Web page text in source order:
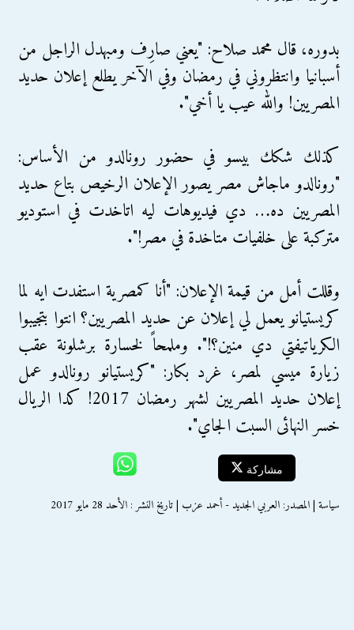
بدوره، قال محمد صلاح: "‏يعني صارِف ومبهدل الراجل من
أسبانيا وانتظروني في رمضان وفي الآخر يطلع إعلان حديد
المصريين! والله عيب يا أخي".
كذلك شكك بيسو في حضور رونالدو من الأساس:
"رونالدو ماجاش مصر يصور الإعلان الرخيص بتاع حديد
المصريين ده… دي فيديوهات ليه اتاخدت في استوديو
متركبة على خلفيات متاخدة في مصر!".
وقللت أمل من قيمة الإعلان: "أنا كمصرية استفدت ايه لما
كريستيانو يعمل لي إعلان عن حديد المصريين؟ انتوا بتجيبوا
الكرياتيفتي دي منين؟!". وملمحاً لخسارة برشلونة عقب
زيارة ميسي لمصر، غرد بكار: "كريستيانو رونالدو عمل
إعلان حديد المصريين لشهر رمضان 2017! كدا الريال
خسر النهائى السبت الجاي".
مشاركة
سياسة | المصدر: العربي الجديد - أحمد عزب | تاريخ النشر : الأحد 28 مايو 2017